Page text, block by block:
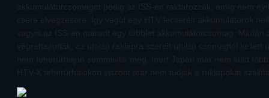
akkumulátorcsomagot pedig az ISS-en raktározzák, amíg nem
csere elvégzésére. Így végül egy HTV lecserélt akkumulátorok
vagyis az ISS-en maradt egy többlet akkumulátorcsomag. Miután
végrehajtották, az utolsó raklapra szerelt utolsó csomagtól kellett
nem teherűrhajón semmisítik meg, mert Japán már nem küld
HTV-X teherűrhajókon viszont már nem tudják a raklapokat